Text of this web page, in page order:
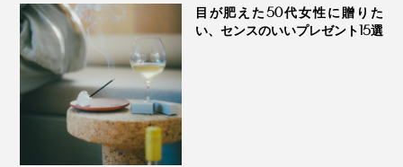
目が肥えた50代女性に贈りた
い、センスのいいプレゼント15選